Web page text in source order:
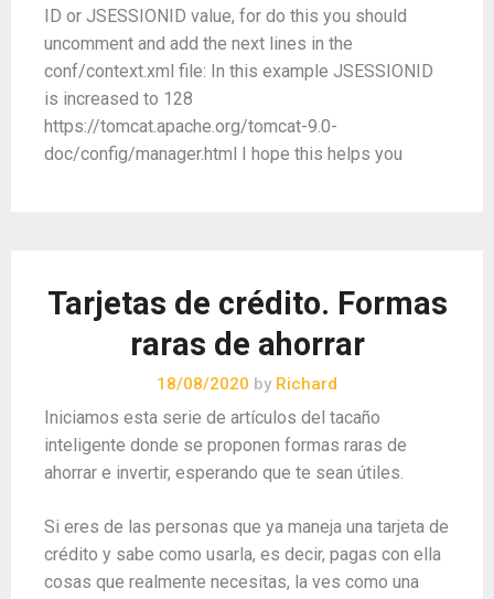
ID or JSESSIONID value, for do this you should
uncomment and add the next lines in the
conf/context.xml file: In this example JSESSIONID
is increased to 128
https://tomcat.apache.org/tomcat-9.0-
doc/config/manager.html I hope this helps you
Tarjetas de crédito. Formas
raras de ahorrar
18/08/2020 by Richard
Iniciamos esta serie de artículos del tacaño
inteligente donde se proponen formas raras de
ahorrar e invertir, esperando que te sean útiles.
Si eres de las personas que ya maneja una tarjeta de
crédito y sabe como usarla, es decir, pagas con ella
cosas que realmente necesitas, la ves como una